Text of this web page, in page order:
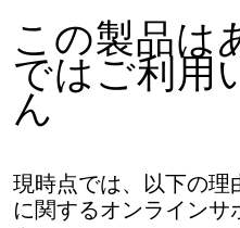
この製品は
ではご利用
ん
現時点では、以下の理
に関するオンライン